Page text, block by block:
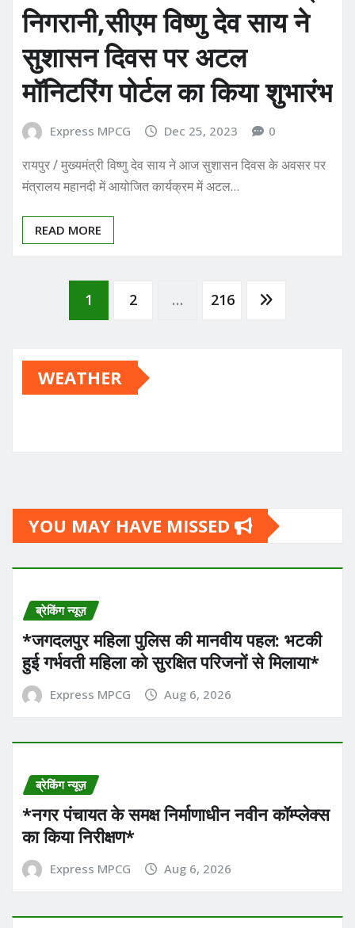
निगरानी,सीएम विष्णु देव साय ने
सुशासन दिवस पर अटल
मॉनिटरिंग पोर्टल का किया शुभारंभ
Express MPCG Dec 25, 2023 0
रायपुर / मुख्यमंत्री विष्णु देव साय ने आज सुशासन दिवस के अवसर पर
मंत्रालय महानदी में आयोजित कार्यक्रम में अटल…
READ MORE
Posts
pagination
1 2 … 216
WEATHER
YOU MAY HAVE MISSED
ब्रेकिंग न्यूज़
*​जगदलपुर महिला पुलिस की मानवीय पहल: भटकी
हुई गर्भवती महिला को सुरक्षित परिजनों से मिलाया*
Express MPCG Aug 6, 2026
ब्रेकिंग न्यूज़
*नगर पंचायत के समक्ष निर्माणाधीन नवीन कॉम्प्लेक्स
का किया निरीक्षण*
Express MPCG Aug 6, 2026